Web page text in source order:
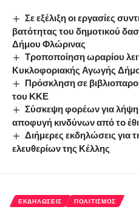
Σε εξέλιξη οι εργασίες
βατότητας του δημοτικού
Δήμου Φλώρινας
Τροποποίηση ωραρίου
Κυκλοφοριακής Αγωγής
Πρόσκληση σε
του ΚΚΕ
Σύσκεψη φορέων για
αποφυγή κινδύνων από το
Διήμερες εκδηλώσεις για
ελευθερίων της Κέλλης
ΕΚΔΗΛΏΣΕΙΣ ΠΟΛΙΤΙΣΜΌΣ